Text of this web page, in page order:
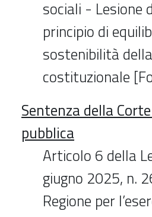
sociali - Lesione
principio di
sostenibilità
costituzionale
Sentenza della
pubblica
Articolo 6 della
giugno 2025, n.
Regione per